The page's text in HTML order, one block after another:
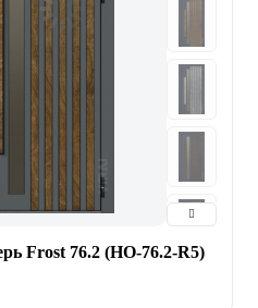
Frost 76.2 (HO-76.2-R5)